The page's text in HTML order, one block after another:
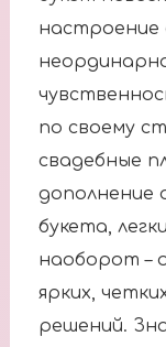
настроение
по своему
свадебные
дополнение
букета,
наоборот –
ярких,
решений.